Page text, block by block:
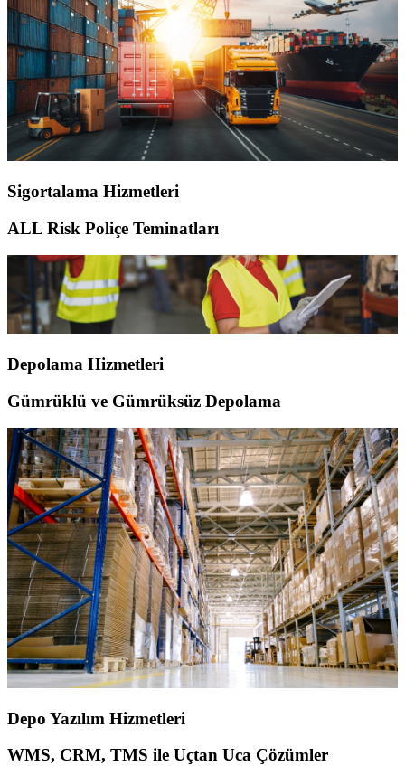
Sigortalama Hizmetleri
ALL Risk Poliçe Teminatları
Depolama Hizmetleri
Gümrüklü ve Gümrüksüz Depolama
Depo Yazılım Hizmetleri
WMS, CRM, TMS ile Uçtan Uca Çözümler